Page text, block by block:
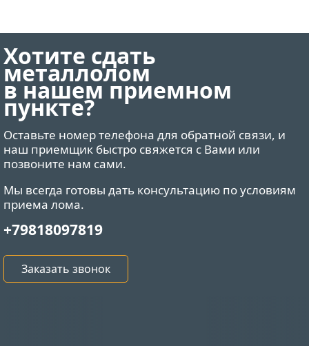
Хотите сдать
металлолом
в нашем приемном
пункте?
Оставьте номер телефона для обратной связи, и
наш приемщик быстро свяжется с Вами или
позвоните нам сами.
Мы всегда готовы дать консультацию по условиям
приема лома.
+79818097819
Заказать звонок